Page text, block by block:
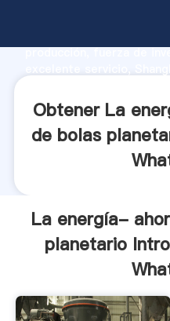
producción, fuerza de
aporta valores a todos
Obtener La
de bolas
La energía-
planetario